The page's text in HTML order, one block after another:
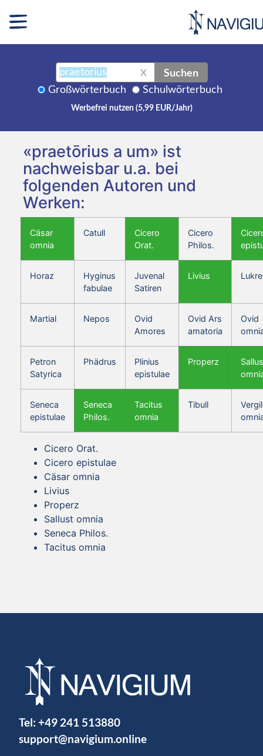
X Suchen
Großwörterbuch Schulwörterbuch
Werbefrei nutzen (5,99 EUR/Jahr)
«praetōrius a um» ist
nachweisbar u.a. bei
folgenden Autoren und
Werken:
Cäsar
omnia
Catull
Cicero
Orat.
Cicero
Philos.
Horaz
Hyginus
fabulae
Juvenal
Satiren
Livius
Martial Nepos
Ovid
Amores
Ovid Ars
amatoria
Ovid
Petron
Satyrica
Phädrus
Plinius
epistulae
Properz
Seneca
epistulae
Seneca
Philos.
Tacitus
omnia
Tibull
Vergil
Cicero Orat.
Cicero epistulae
Cäsar omnia
Livius
Properz
Sallust omnia
Seneca Philos.
Tacitus omnia
Tel: +49 241 513880
support@navigium.online